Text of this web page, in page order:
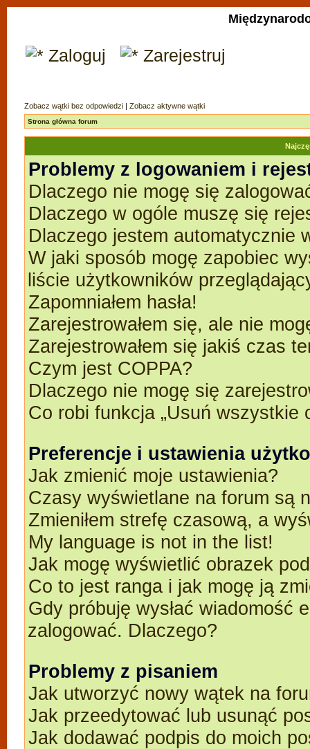
Zaloguj Zarejestruj
Zobacz wątki bez odpowiedzi | Zobacz aktywne wątki
Strona główna forum
Problemy z logowaniem i
Dlaczego nie mogę się
Dlaczego w ogóle muszę się
Dlaczego jestem automatycznie
W jaki sposób mogę zapobiec
liście użytkowników
Zapomniałem hasła!
Zarejestrowałem się, ale nie
Zarejestrowałem się jakiś czas
Czym jest COPPA?
Dlaczego nie mogę się
Co robi funkcja „Usuń wszystkie
Preferencje i ustawienia
Jak zmienić moje ustawienia?
Czasy wyświetlane na forum są
Zmieniłem strefę czasową, a
My language is not in the list!
Jak mogę wyświetlić obrazek
Co to jest ranga i jak mogę ją
Gdy próbuję wysłać wiadomość
zalogować. Dlaczego?
Problemy z pisaniem
Jak utworzyć nowy wątek na
Jak przeedytować lub usunąć
Jak dodawać podpis do moich